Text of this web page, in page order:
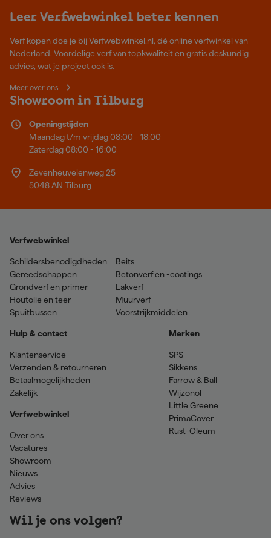
Leer Verfwebwinkel beter kennen
Verf kopen doe je bij Verfwebwinkel.nl, dé online verfwinkel van
Nederland. Voordelige verf van topkwaliteit en gratis deskundig
advies, wat je project ook is.
Meer over ons
Showroom in Tilburg
Openingstijden
Maandag t/m vrijdag 08:00 - 18:00
Zaterdag 08:00 - 16:00
Zevenheuvelenweg 25
5048 AN Tilburg
Verfwebwinkel
Schildersbenodigdheden
Gereedschappen
Grondverf en primer
Houtolie en teer
Spuitbussen
Beits
Betonverf en -coatings
Lakverf
Muurverf
Voorstrijkmiddelen
Hulp & contact
Klantenservice
Verzenden & retourneren
Betaalmogelijkheden
Zakelijk
Verfwebwinkel
Over ons
Vacatures
Showroom
Nieuws
Advies
Reviews
Merken
SPS
Sikkens
Farrow & Ball
Wijzonol
Little Greene
PrimaCover
Rust-Oleum
Wil je ons volgen?